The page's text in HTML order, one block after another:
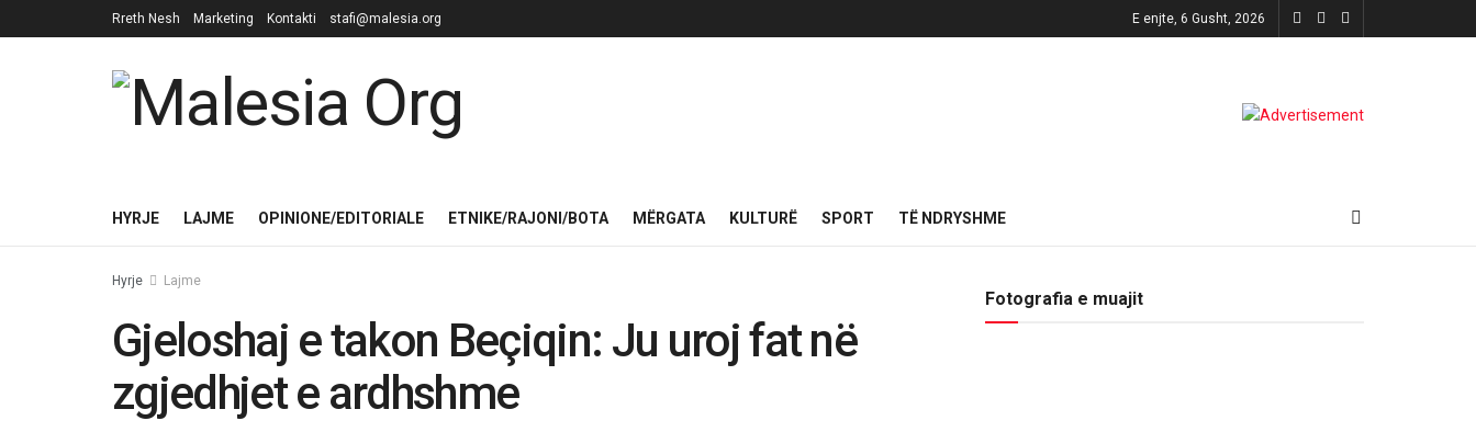
Rreth Nesh Marketing Kontakti stafi@malesia.org E enjte, 6 Gusht, 2026
HYRJE LAJME OPINIONE/EDITORIALE ETNIKE/RAJONI/BOTA MËRGATA KULTURË SPORT TË NDRYSHME
Hyrje Lajme
Gjeloshaj e takon Beçiqin: Ju uroj fat në
zgjedhjet e ardhshme
Fotografia e muajit